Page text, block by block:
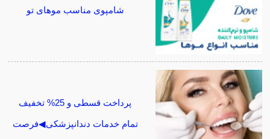
شامپوی مناسب موهای تو
پرداخت قسطی و 25% تخفیف
تمام خدمات دندانپزشکی◀فرصت